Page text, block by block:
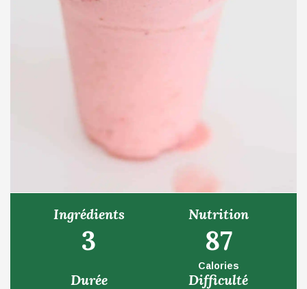
Ingrédients
3
Nutrition
87
Calories
Durée Difficulté